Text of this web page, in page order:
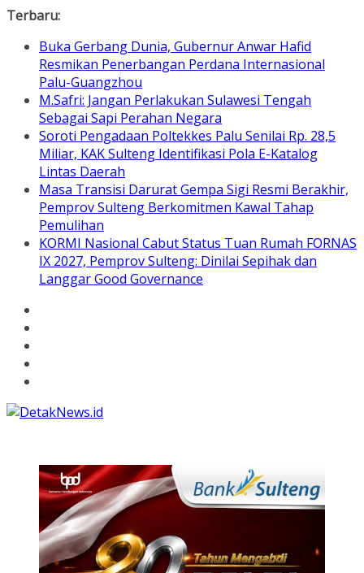
Skip
content
Terbaru:
Buka Gerbang Dunia, Gubernur Anwar Hafid
Resmikan Penerbangan Perdana Internasional
Palu-Guangzhou
M.Safri: Jangan Perlakukan Sulawesi Tengah
Sebagai Sapi Perahan Negara
Soroti Pengadaan Poltekkes Palu Senilai Rp. 28,5
Miliar, KAK Sulteng Identifikasi Pola E-Katalog
Lintas Daerah
Masa Transisi Darurat Gempa Sigi Resmi Berakhir,
Pemprov Sulteng Berkomitmen Kawal Tahap
Pemulihan
KORMI Nasional Cabut Status Tuan Rumah FORNAS
IX 2027, Pemprov Sulteng: Dinilai Sepihak dan
Langgar Good Governance